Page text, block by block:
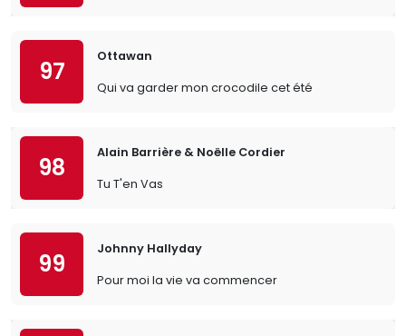
97
Ottawan
Qui va garder mon crocodile cet été
98
Alain Barrière & Noëlle Cordier
Tu T'en Vas
99
Johnny Hallyday
Pour moi la vie va commencer